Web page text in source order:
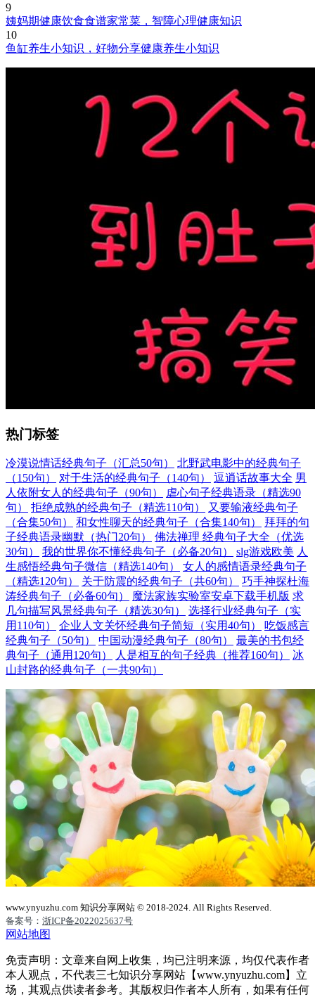
9
姨妈期健康饮食食谱家常菜，智障心理健康知识
10
鱼缸养生小知识，好物分享健康养生小知识
热门标签
冷漠说情话经典句子（汇总50句）
北野武电影中的经典句子
（150句）
对于生活的经典句子（140句） 逗逍话故事大全 男
人依附女人的经典句子（90句）
虐心句子经典语录（精选90
句）
拒绝成熟的经典句子（精选110句）
又要输液经典句子
（合集50句）
和女性聊天的经典句子（合集140句）
拜拜的句
子经典语录幽默（热门20句）
佛法禅理 经典句子大全（优选
30句）
我的世界你不懂经典句子（必备20句） slg游戏欧美 人
生感悟经典句子微信（精选140句）
女人的感情语录经典句子
（精选120句）
关于防震的经典句子（共60句）
巧手神探杜海
涛经典句子（必备60句）
魔法家族实验室安卓下载手机版 求
几句描写风景经典句子（精选30句）
选择行业经典句子（实
用110句）
企业人文关怀经典句子简短（实用40句）
吃饭感言
经典句子（50句）
中国动漫经典句子（80句）
最美的书包经
典句子（通用120句）
人是相互的句子经典（推荐160句）
冰
山封路的经典句子（一共90句）
www.ynyuzhu.com 知识分享网站 © 2018-2024. All Rights Reserved.
备案号： 浙ICP备2022025637号
网站地图
免责声明：文章来自网上收集，均已注明来源，均仅代表作者
本人观点，不代表三七知识分享网站【www.ynyuzhu.com】立
场，其观点供读者参考。其版权归作者本人所有，如果有任何